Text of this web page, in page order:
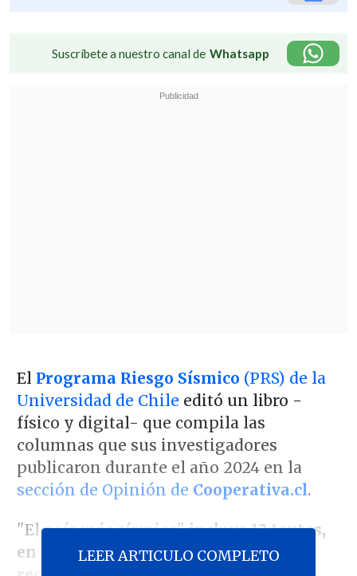
Suscríbete a nuestro canal de Whatsapp
El Programa Riesgo Sísmico (PRS) de la
Universidad de Chile editó un libro -
físico y digital- que compila las
columnas que sus investigadores
publicaron durante el año 2024 en la
sección de Opinión de Cooperativa.cl.
"El país más sísmico"incluye 12 textos,
en que siete investigadores del PRS
LEER ARTICULO COMPLETO